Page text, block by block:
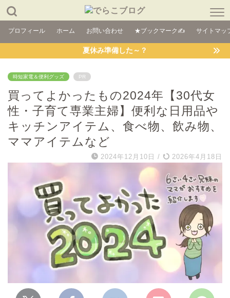
プロフィール ホーム お問い合わせ ★ブックマーク✍ サイトマッ
夏休み準備した～？
時短家電＆便利グッズ PR
買ってよかったもの2024年【30代女
性・子育て専業主婦】便利な日用品や
キッチンアイテム、食べ物、飲み物、
ママアイテムなど
2024年12月10日 / 2026年4月18日